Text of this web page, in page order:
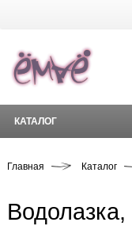
КАТАЛОГ
Главная Каталог